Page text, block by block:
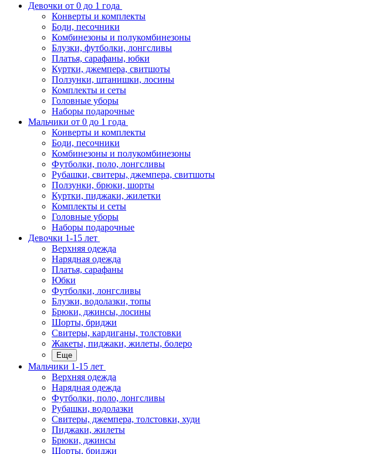
Девочки от 0 до 1 года
Конверты и комплекты
Боди, песочники
Комбинезоны и полукомбинезоны
Блузки, футболки, лонгсливы
Платья, сарафаны, юбки
Куртки, джемпера, свитшоты
Ползунки, штанишки, лосины
Комплекты и сеты
Головные уборы
Наборы подарочные
Мальчики от 0 до 1 года
Конверты и комплекты
Боди, песочники
Комбинезоны и полукомбинезоны
Футболки, поло, лонгсливы
Рубашки, свитеры, джемпера, свитшоты
Ползунки, брюки, шорты
Куртки, пиджаки, жилетки
Комплекты и сеты
Головные уборы
Наборы подарочные
Девочки 1-15 лет
Верхняя одежда
Нарядная одежда
Платья, сарафаны
Юбки
Футболки, лонгсливы
Блузки, водолазки, топы
Брюки, джинсы, лосины
Шорты, бриджи
Свитеры, кардиганы, толстовки
Жакеты, пиджаки, жилеты, болеро
Еще
Мальчики 1-15 лет
Верхняя одежда
Нарядная одежда
Футболки, поло, лонгсливы
Рубашки, водолазки
Свитеры, джемпера, толстовки, худи
Пиджаки, жилеты
Брюки, джинсы
Шорты, бриджи